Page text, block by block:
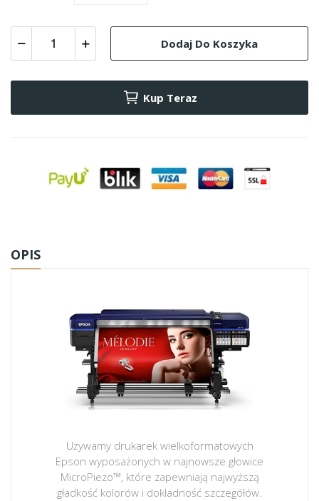
Dodaj Do Koszyka
Kup Teraz
OPIS
Używamy drukarek wielkoformatowych
Epson wyposażonych w najnowsze głowice
MicroPiezo™, które zapewniają najwyższą
gładkość kolorów i dokładność szczegółów.